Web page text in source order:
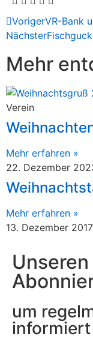
VorigerVR-Bank
Nächster
Mehr
Verein
Mehr erfahren »
22. Dezember
Mehr erfahren »
13. Dezember 2017
um
informiert